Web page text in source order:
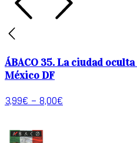
ÁBACO 35. La ciudad
México DF
3,99€–8,00€